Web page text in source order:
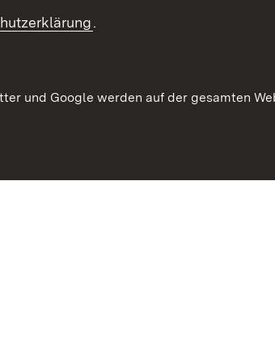
.
und Google werden auf der gesamten